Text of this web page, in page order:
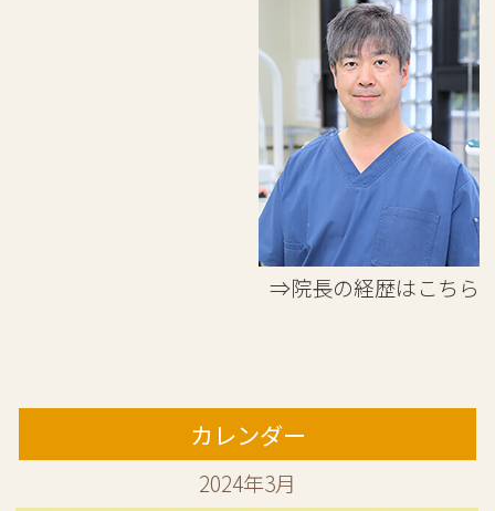
⇒院長の経歴はこちら
カレンダー
2024年3月